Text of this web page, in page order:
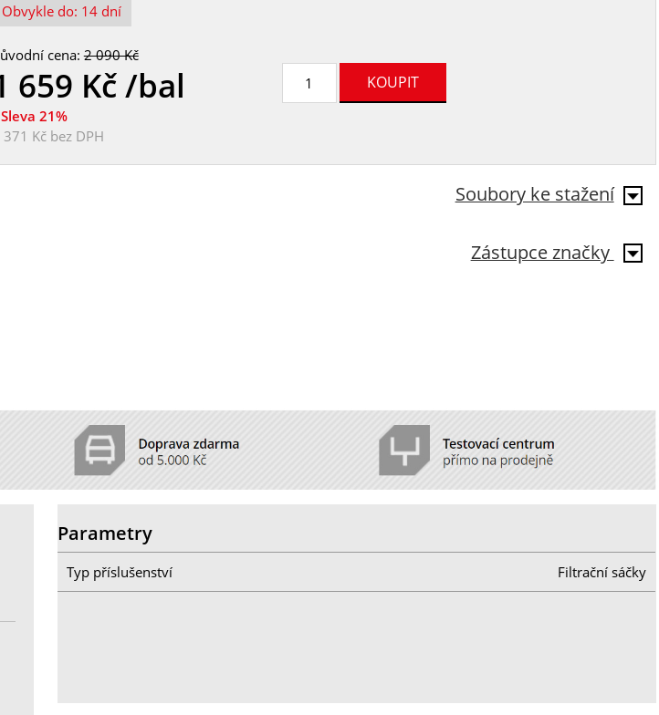
Obvykle do: 14 dní
cena:2 090 Kč
659 Kč /bal
Sleva 21%
371 Kčbez DPH
Soubory ke stažení
Zástupce značky
Parametry
Typ příslušenství Filtrační sáčky